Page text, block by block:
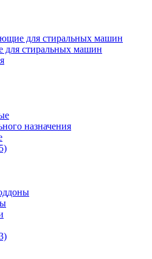
для стиральных машин
стиральных машин
назначения